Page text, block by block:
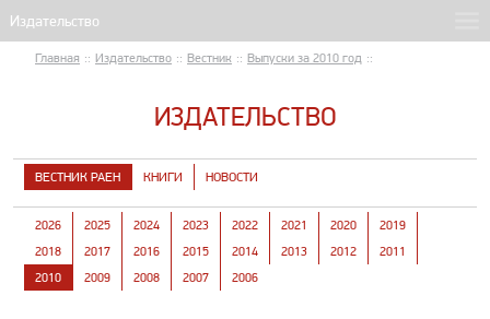
Главная :: Издательство :: Вестник :: Выпуски за 2010 год ::
ИЗДАТЕЛЬСТВО
ВЕСТНИК РАЕН КНИГИ НОВОСТИ
2026 2025 2024 2023 2022 2021 2020
2019
2018
2017 2016 2015 2014 2013 2012
2011
2010
2009 2008 2007 2006